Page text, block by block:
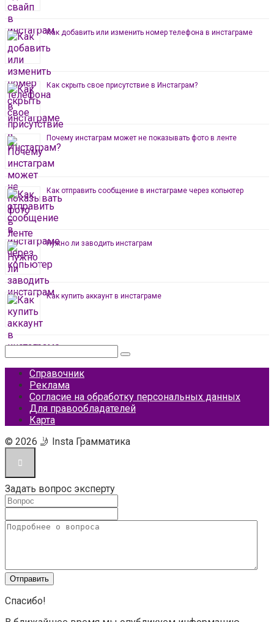
Как добавить или изменить номер телефона в инстаграме
Как скрыть свое присутствие в Инстаграм?
Почему инстаграм может не показывать фото в ленте
Как отправить сообщение в инстаграме через копьютер
Нужно ли заводить инстаграм
Как купить аккаунт в инстаграме
Справочник
Реклама
Согласие на обработку персональных данных
Для правообладателей
Карта
© 2026 🤳 Insta Грамматика
Задать вопрос эксперту
Спасибо!